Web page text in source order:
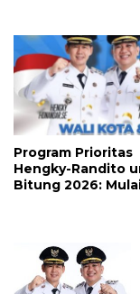
Program Prioritas
Hengky-Randito
Bitung 2026: